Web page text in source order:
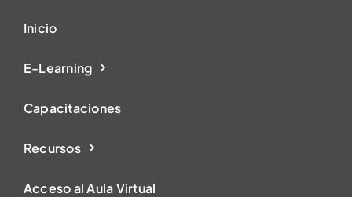
Inicio
E-Learning
Capacitaciones
Recursos
Acceso al Aula Virtual